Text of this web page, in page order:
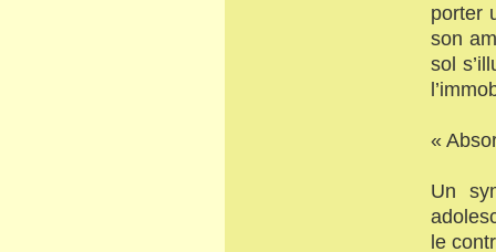
porter
son
sol
«
Un
le